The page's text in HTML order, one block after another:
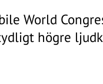
World
högre